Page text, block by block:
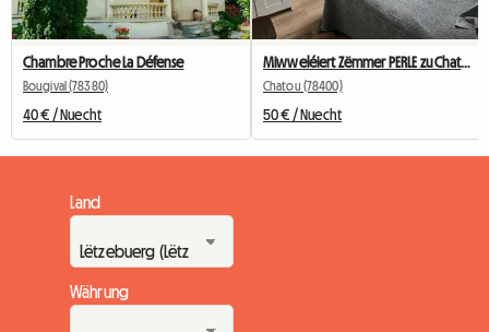
Chambre Proche La Défense
Bougival (78380)
40 € / Nuecht
Miwweléiert Zëmmer PERLE zu Chatou mat privatem Buedzëmmer
Chatou (78400)
50 € / Nuecht
Land
Währung